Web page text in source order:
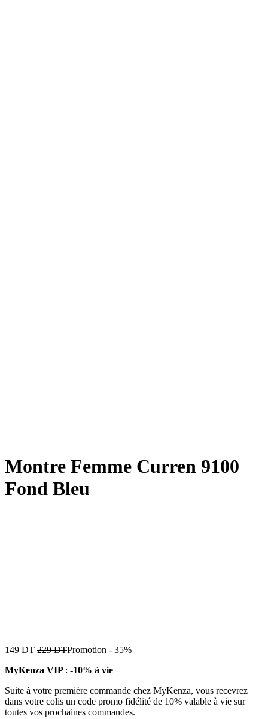
Montre Femme Curren 9100
Fond Bleu
149 DT 229DTPromotion - 35%
MyKenza VIP : -10% à vie
Suite à votre première commande chez MyKenza, vous recevrez
dans votre colis un code promo fidélité de 10% valable à vie sur
toutes vos prochaines commandes.